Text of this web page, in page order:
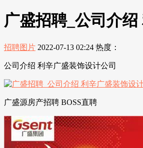
广盛招聘_公司介
招聘图片 2022-07-13 02:24 热度：
公司介绍 利辛广盛装饰设计公司
广盛源房产招聘 BOSS直聘